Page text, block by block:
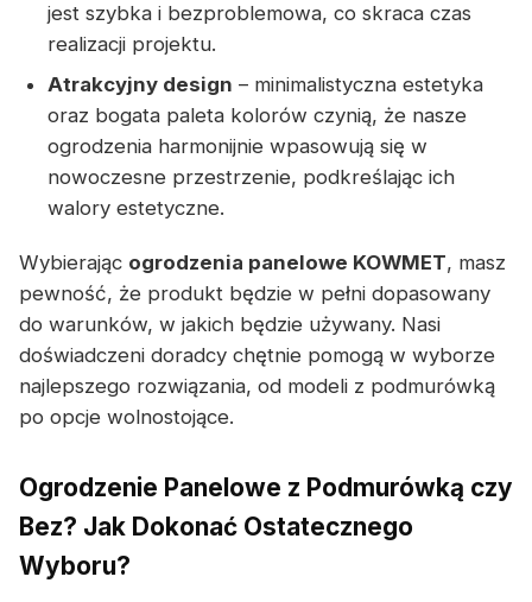
jest szybka i bezproblemowa, co skraca czas
realizacji projektu.
Atrakcyjny design – minimalistyczna estetyka
oraz bogata paleta kolorów czynią, że nasze
ogrodzenia harmonijnie wpasowują się w
nowoczesne przestrzenie, podkreślając ich
walory estetyczne.
Wybierając ogrodzenia panelowe KOWMET, masz
pewność, że produkt będzie w pełni dopasowany
do warunków, w jakich będzie używany. Nasi
doświadczeni doradcy chętnie pomogą w wyborze
najlepszego rozwiązania, od modeli z podmurówką
po opcje wolnostojące.
Ogrodzenie Panelowe z Podmurówką czy
Bez? Jak Dokonać Ostatecznego
Wyboru?